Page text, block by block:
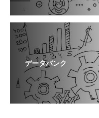
データバンク